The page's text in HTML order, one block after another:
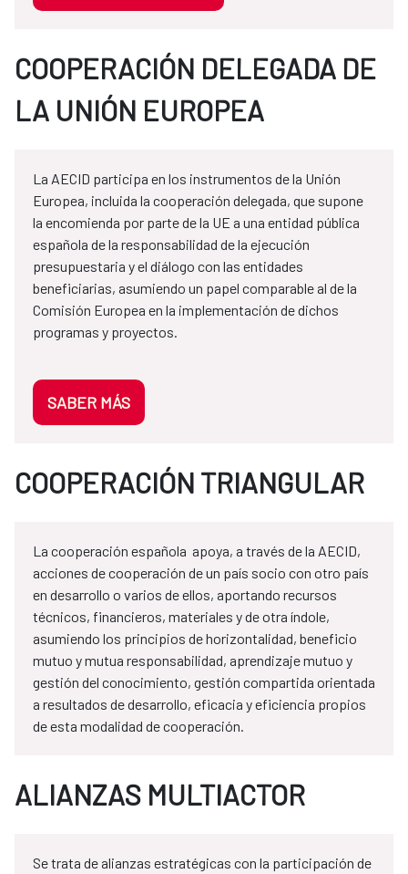
COOPERACIÓN DELEGADA DE
LA UNIÓN EUROPEA
La AECID participa en los instrumentos de la Unión
Europea, incluida la cooperación delegada, que supone
la encomienda por parte de la UE a una entidad pública
española de la responsabilidad de la ejecución
presupuestaria y el diálogo con las entidades
beneficiarias, asumiendo un papel comparable al de la
Comisión Europea en la implementación de dichos
programas y proyectos.
SABER MÁS
COOPERACIÓN TRIANGULAR
La cooperación española apoya, a través de la AECID,
acciones de cooperación de un país socio con otro país
en desarrollo o varios de ellos, aportando recursos
técnicos, financieros, materiales y de otra índole,
asumiendo los principios de horizontalidad, beneficio
mutuo y mutua responsabilidad, aprendizaje mutuo y
gestión del conocimiento, gestión compartida orientada
a resultados de desarrollo, eficacia y eficiencia propios
de esta modalidad de cooperación.
ALIANZAS MULTIACTOR
Se trata de alianzas estratégicas con la participación de